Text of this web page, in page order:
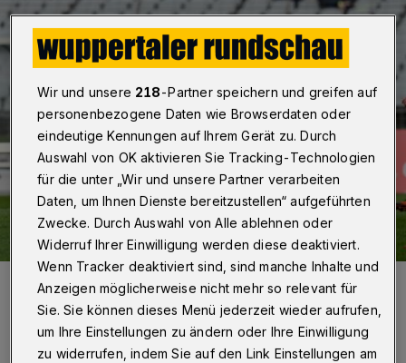
Foto: Dirk Freund
Wir und unsere 218-Partner speichern und greifen auf
personenbezogene Daten wie Browserdaten oder
eindeutige Kennungen auf Ihrem Gerät zu. Durch
Auswahl von OK aktivieren Sie Tracking-Technologien
für die unter „Wir und unsere Partner verarbeiten
Daten, um Ihnen Dienste bereitzustellen“ aufgeführten
Zwecke. Durch Auswahl von Alle ablehnen oder
Widerruf Ihrer Einwilligung werden diese deaktiviert.
Wenn Tracker deaktiviert sind, sind manche Inhalte und
Anzeigen möglicherweise nicht mehr so relevant für
Sie. Sie können dieses Menü jederzeit wieder aufrufen,
um Ihre Einstellungen zu ändern oder Ihre Einwilligung
zu widerrufen, indem Sie auf den Link Einstellungen am